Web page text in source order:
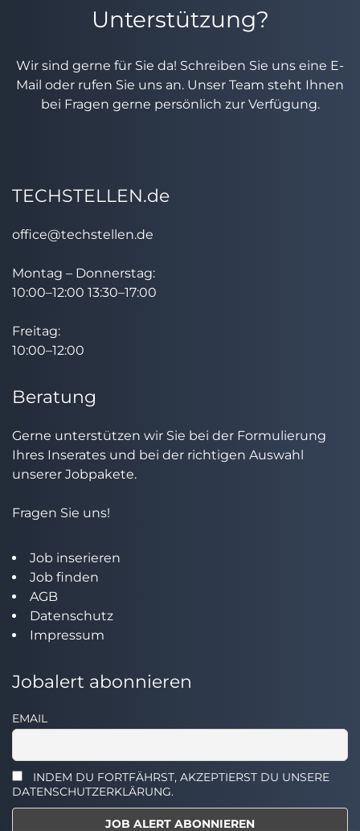
Unterstützung?
Wir sind gerne für Sie da! Schreiben Sie uns eine E-
Mail oder rufen Sie uns an. Unser Team steht Ihnen
bei Fragen gerne persönlich zur Verfügung.
TECHSTELLEN.de
office@techstellen.de
Montag – Donnerstag:
10:00–12:00 13:30–17:00
Freitag:
10:00–12:00
Beratung
Gerne unterstützen wir Sie bei der Formulierung
Ihres Inserates und bei der richtigen Auswahl
unserer Jobpakete.
Fragen Sie uns!
Job inserieren
Job finden
AGB
Datenschutz
Impressum
Jobalert abonnieren
EMAIL
INDEM DU FORTFÄHRST, AKZEPTIERST DU UNSERE
DATENSCHUTZERKLÄRUNG.